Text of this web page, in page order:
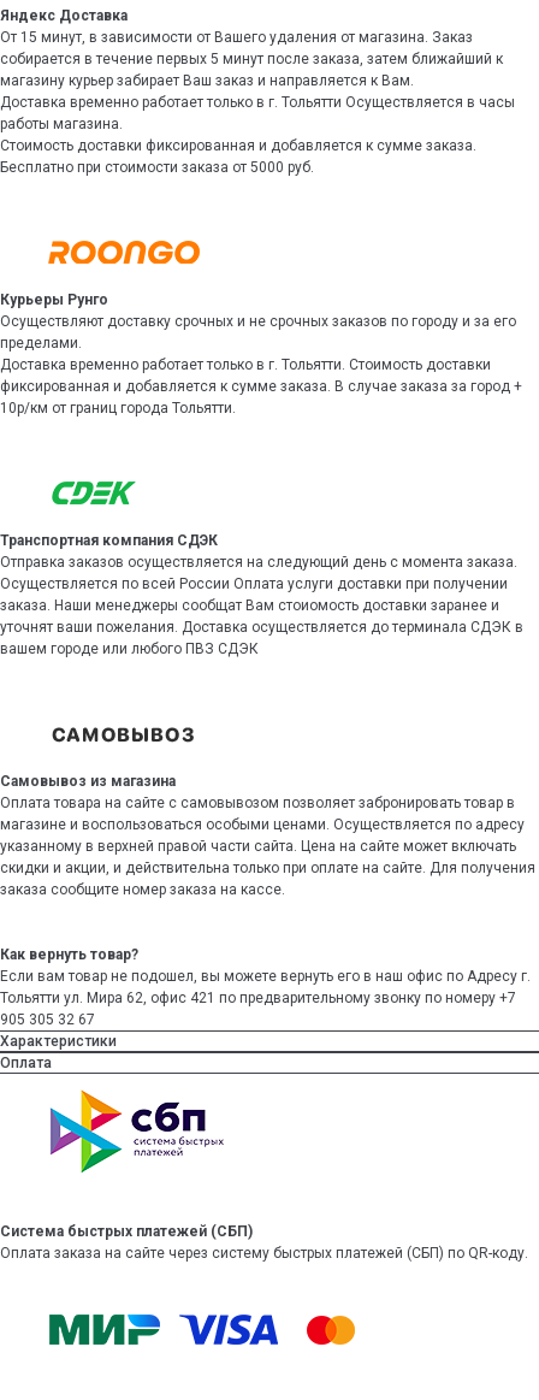
Яндекс Доставка
От 15 минут, в зависимости от Вашего удаления от магазина. Заказ
собирается в течение первых 5 минут после заказа, затем ближайший к
магазину курьер забирает Ваш заказ и направляется к Вам.
Доставка временно работает только в г. Тольятти Осуществляется в часы
работы магазина.
Стоимость доставки фиксированная и добавляется к сумме заказа.
Бесплатно при стоимости заказа от 5000 руб.
Курьеры Рунго
Осуществляют доставку срочных и не срочных заказов по городу и за его
пределами.
Доставка временно работает только в г. Тольятти. Стоимость доставки
фиксированная и добавляется к сумме заказа. В случае заказа за город +
10р/км от границ города Тольятти.
Транспортная компания СДЭК
Отправка заказов осуществляется на следующий день с момента заказа.
Осуществляется по всей России Оплата услуги доставки при получении
заказа. Наши менеджеры сообщат Вам стоиомость доставки заранее и
уточнят ваши пожелания. Доставка осуществляется до терминала СДЭК в
вашем городе или любого ПВЗ СДЭК
Самовывоз из магазина
Оплата товара на сайте с самовывозом позволяет забронировать товар в
магазине и воспользоваться особыми ценами. Осуществляется по адресу
указанному в верхней правой части сайта. Цена на сайте может включать
скидки и акции, и действительна только при оплате на сайте. Для получения
заказа сообщите номер заказа на кассе.
Как вернуть товар?
Если вам товар не подошел, вы можете вернуть его в наш офис по Адресу г.
Тольятти ул. Мира 62, офис 421 по предварительному звонку по номеру +7
905 305 32 67
Характеристики
Оплата
Система быстрых платежей (СБП)
Оплата заказа на сайте через систему быстрых платежей (СБП) по QR-коду.